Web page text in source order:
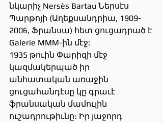
նկարիչ Nersès Bartau Ներսէս
Պարթոյի (Աղեքսանդրիա, 1909-
2006, Ֆրանսա) հետ ցուցադրած է
Galerie MMM-ին մէջ:
1935 թուին Փարիզի մէջ
կազմակերպած իր
անհատական առաջին
ցուցահանդէսը կը գրաւէ
ֆրանսական մամուլին
ուշադրութիւնը։ Իր յաջորդ